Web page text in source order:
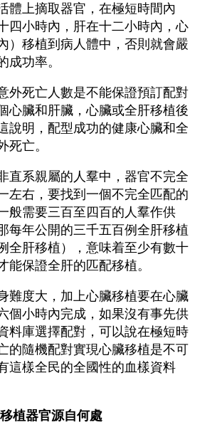
體上摘取器官，在極短時間內
四小時內，肝在十二小時內，心
）移植到病人體中，否則就會嚴
成功率。
外死亡人數是不能保證預訂配對
心臟和肝臟，心臟或全肝移植後
說明，配型成功的健康心臟和全
死亡。
直系親屬的人羣中，器官不完全
左右，要找到一個不完全匹配的
般需要三百至四百的人羣作供
每年公開的三千五百例全肝移植
全肝移植），意味着至少有數十
能保證全肝的匹配移植。
難度大，加上心臟移植要在心臟
個小時內完成，如果沒有事先供
料庫選擇配對，可以說在極短時
的隨機配對實現心臟移植是不可
這樣全民的全國性的血樣資料
植器官源自何處